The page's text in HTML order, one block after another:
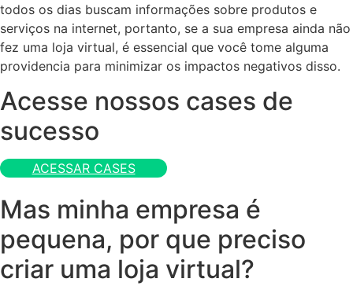
todos os dias buscam informações sobre produtos e
serviços na internet, portanto, se a sua empresa ainda não
fez uma loja virtual, é essencial que você tome alguma
providencia para minimizar os impactos negativos disso.
Acesse nossos cases de
sucesso
ACESSAR CASES
Mas minha empresa é
pequena, por que preciso
criar uma loja virtual?